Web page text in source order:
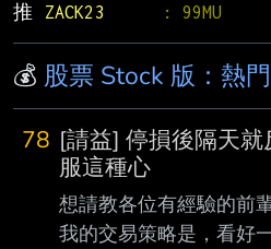
推
ZACK23 : 99MU
💰 股票 Stock 版：熱
78 [請益] 停損後隔天
服這種心
想請教各位有經驗的前
我的交易策略是，看好